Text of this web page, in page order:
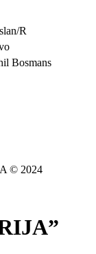
R
Bosmans
© 2024